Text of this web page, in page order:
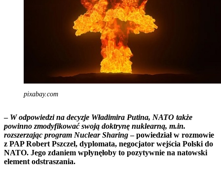
pixabay.com
– W odpowiedzi na decyzje Władimira Putina, NATO także
powinno zmodyfikować swoją doktrynę nuklearną, m.in.
rozszerzając program Nuclear Sharing– powiedział w rozmowie
z PAP Robert Pszczel, dyplomata, negocjator wejścia Polski do
NATO. Jego zdaniem wpłynęłoby to pozytywnie na natowski
element odstraszania.